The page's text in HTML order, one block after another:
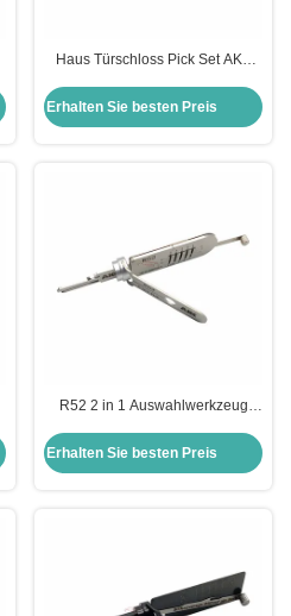
Haus Türschloss Pick Set AKK
für Yale Türschlösser
Erhalten Sie besten Preis
R52 2 in 1 Auswahlwerkzeug
Türöffnungswerkzeug
Erhalten Sie besten Preis